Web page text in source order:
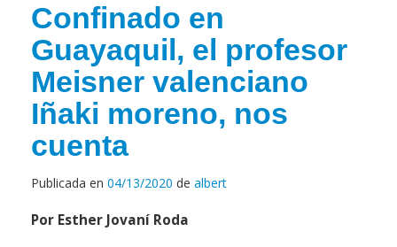
Confinado en
Guayaquil, el profesor
Meisner valenciano
Iñaki moreno, nos
cuenta
Publicada en 04/13/2020 de albert
Por Esther Jovaní Roda